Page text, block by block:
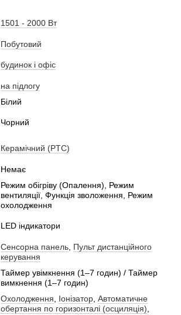
1501 - 2000 Вт
Побутовий
будинок і офіс
на підлогу
Білий
Чорний
Керамічний (PTC)
Немає
Режим обігріву (Опалення), Режим
вентиляції, Функція зволоження, Режим
охолодження
LED індикатори
Сенсорна панель, Пульт дистанційного
керування
Таймер увімкнення (1–7 годин) / Таймер
вимкнення (1–7 годин)
Охолодження, Іонізатор, Автоматичне
обертання по горизонталі (осциляція),